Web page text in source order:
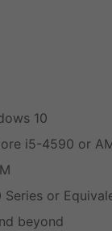
10
i5-4590 or
Series or
beyond